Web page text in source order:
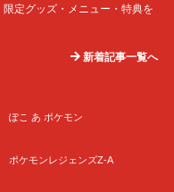
定グッズ・メニュー・特典を
新着記事一覧へ
ぽこ あ ポケモン
ポケモンレジェンズZ-A